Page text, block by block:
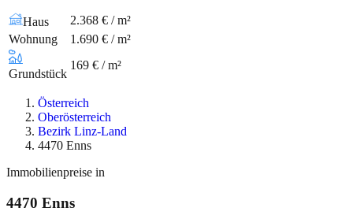
Haus
2.368 € / m²
Wohnung
1.690 € / m²
Grundstück
169 € / m²
Österreich
Oberösterreich
Bezirk Linz-Land
4470 Enns
Immobilienpreise in
4470 Enns